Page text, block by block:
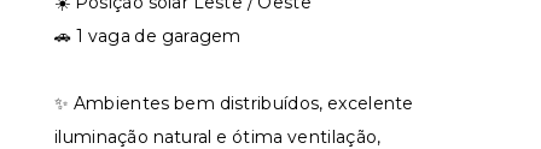
🚗 1 vaga de garagem
✨ Ambientes bem distribuídos, excelente
iluminação natural e ótima ventilação,